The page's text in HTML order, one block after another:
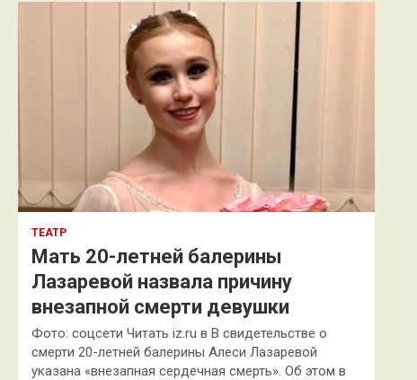
к
ТЕАТР
Мать 20-летней балерины
Лазаревой назвала причину
внезапной смерти девушки
Фото: соцсети Читать iz.ru в В свидетельстве о
смерти 20-летней балерины Алеси Лазаревой
указана «внезапная сердечная смерть». Об этом в